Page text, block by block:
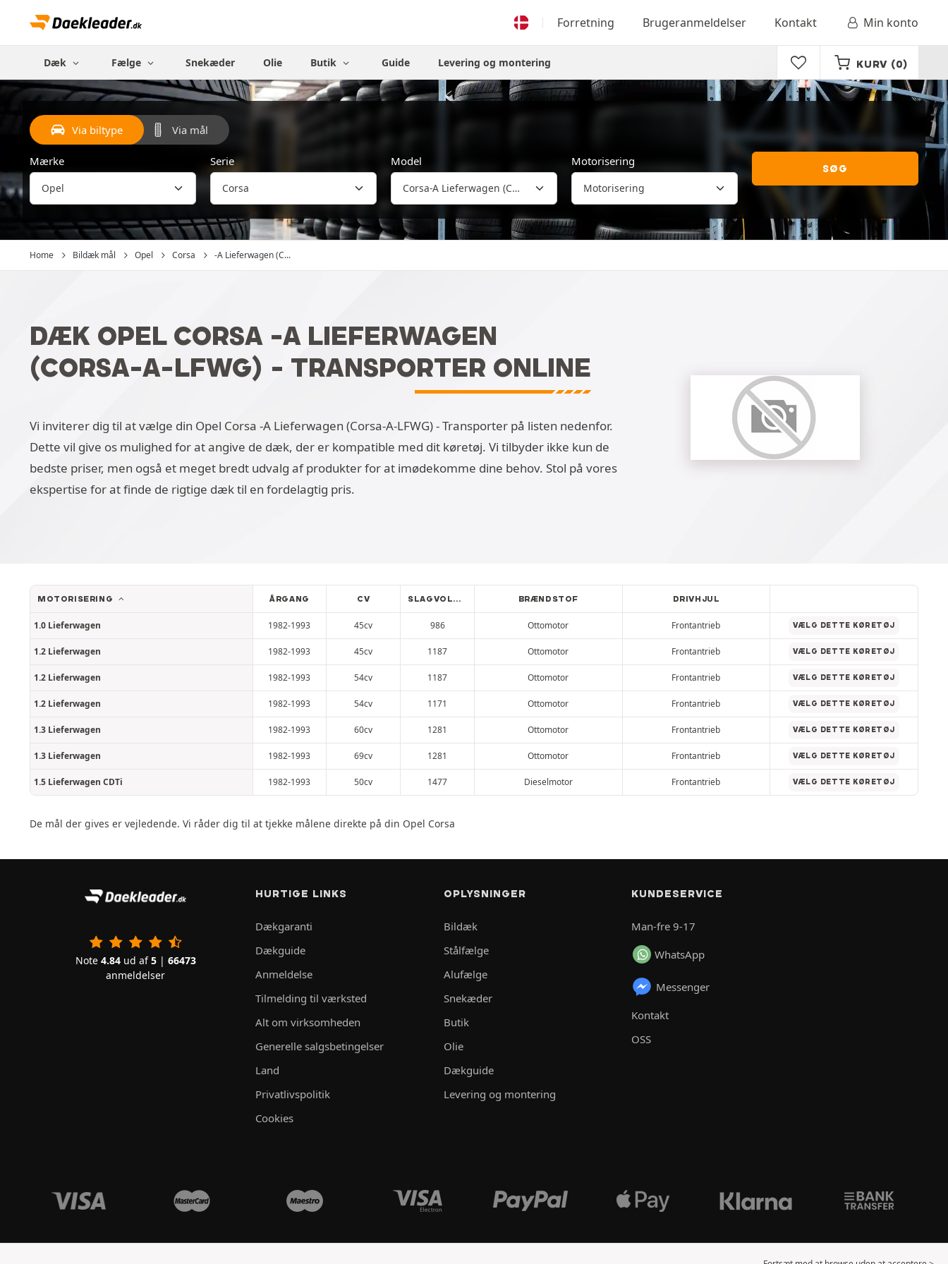
Forretning Brugeranmeldelser Kontakt Min konto
Dæk Fælge Snekæder Olie Butik Guide Levering og montering KURV (0)
Via biltype Via mål
Mærke Serie Model Motorisering
SØG
Home Bildæk mål Opel Corsa -A Lieferwagen (C...
DÆK OPEL CORSA -A LIEFERWAGEN
(CORSA-A-LFWG) - TRANSPORTER ONLINE
Vi inviterer dig til at vælge din Opel Corsa -A Lieferwagen (Corsa-A-LFWG) - Transporter på listen nedenfor.
Dette vil give os mulighed for at angive de dæk, der er kompatible med dit køretøj. Vi tilbyder ikke kun de
bedste priser, men også et meget bredt udvalg af produkter for at imødekomme dine behov. Stol på vores
ekspertise for at finde de rigtige dæk til en fordelagtig pris.
MOTORISERING ÅRGANG CV SLAGVOLUMEN BRÆNDSTOF DRIVHJUL
1.0 Lieferwagen 1982-1993 45cv 986 Ottomotor Frontantrieb VÆLG DETTE KØRETØJ
1.2 Lieferwagen 1982-1993 45cv 1187 Ottomotor Frontantrieb VÆLG DETTE KØRETØJ
1.2 Lieferwagen 1982-1993 54cv 1187 Ottomotor Frontantrieb VÆLG DETTE KØRETØJ
1.2 Lieferwagen 1982-1993 54cv 1171 Ottomotor Frontantrieb VÆLG DETTE KØRETØJ
1.3 Lieferwagen 1982-1993 60cv 1281 Ottomotor Frontantrieb VÆLG DETTE KØRETØJ
1.3 Lieferwagen 1982-1993 69cv 1281 Ottomotor Frontantrieb VÆLG DETTE KØRETØJ
1.5 Lieferwagen CDTi 1982-1993 50cv 1477 Dieselmotor Frontantrieb VÆLG DETTE KØRETØJ
De mål der gives er vejledende. Vi råder dig til at tjekke målene direkte på din Opel Corsa
Note 4.84ud af5| 66473
anmeldelser
HURTIGE LINKS
Dækgaranti
Dækguide
Anmeldelse
Tilmelding til værksted
Alt om virksomheden
Generelle salgsbetingelser
Land
Privatlivspolitik
Cookies
OPLYSNINGER
Bildæk
Stålfælge
Alufælge
Snekæder
Butik
Olie
Dækguide
Levering og montering
KUNDESERVICE
Man-fre 9-17
WhatsApp
Messenger
Kontakt
OSS